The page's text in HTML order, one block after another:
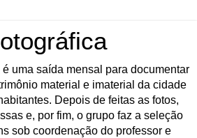
uma saída mensal para documentar
material e imaterial da cidade
Depois de feitas as fotos,
e, por fim, o grupo faz a seleção
sob coordenação do professor e